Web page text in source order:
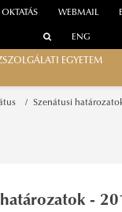
WEBMAIL
ENG
EGYETEM
Szenátusi
-